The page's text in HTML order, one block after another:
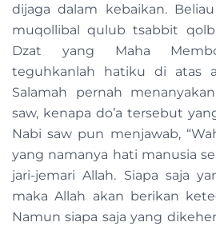
dijaga dalam kebaikan. Beliau
muqollibal qulub tsabbit
Dzat yang Maha
teguhkanlah hatiku di atas
Salamah pernah
saw, kenapa do’a tersebut
Nabi saw pun menjawab,
yang namanya hati manusia
jari-jemari Allah. Siapa saja
maka Allah akan berikan
Namun siapa saja yang